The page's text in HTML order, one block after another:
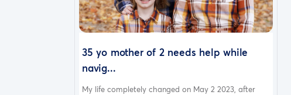
35 yo mother of 2 needs help while
navig...
My life completely changed on May 2 2023, after